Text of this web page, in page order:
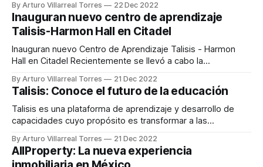
Estamos convencidos que se necesitan especialistas que
entiendan la relación entre los usuarios y sus espacios COE
Según la consultora inmobiliaria española Aguirre Newman,
By Arturo Villarreal Torres 22 Dec 2022
Inauguran nuevo centro de aprendizaje
Talisis-Harmon Hall en Citadel
Inauguran nuevo Centro de Aprendizaje Talisis - Harmon
Hall en Citadel Recientemente se llevó a cabo la
reconocida plaza en el municipio de San Nicolás, Nuevo
Léon. Este nuevo centro de aprendizaje Talisis - Harmon
Hall cuenta con espacios abiertos y equipados para
By Arturo Villarreal Torres 21 Dec 2022
Talisis: Conoce el futuro de la educación
Talisis es una plataforma de aprendizaje y desarrollo de
capacidades cuyo propósito es transformar a las
constantemente en la manera en la que una persona
aprende y continúa desarrollándose en las diferentes
By Arturo Villarreal Torres 21 Dec 2022
AllProperty: La nueva experiencia